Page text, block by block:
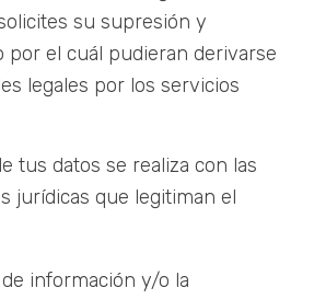
su supresión y
por el cuál pudieran derivarse
legales por los servicios
tus datos se realiza con las
jurídicas que legitiman el
información y/o la